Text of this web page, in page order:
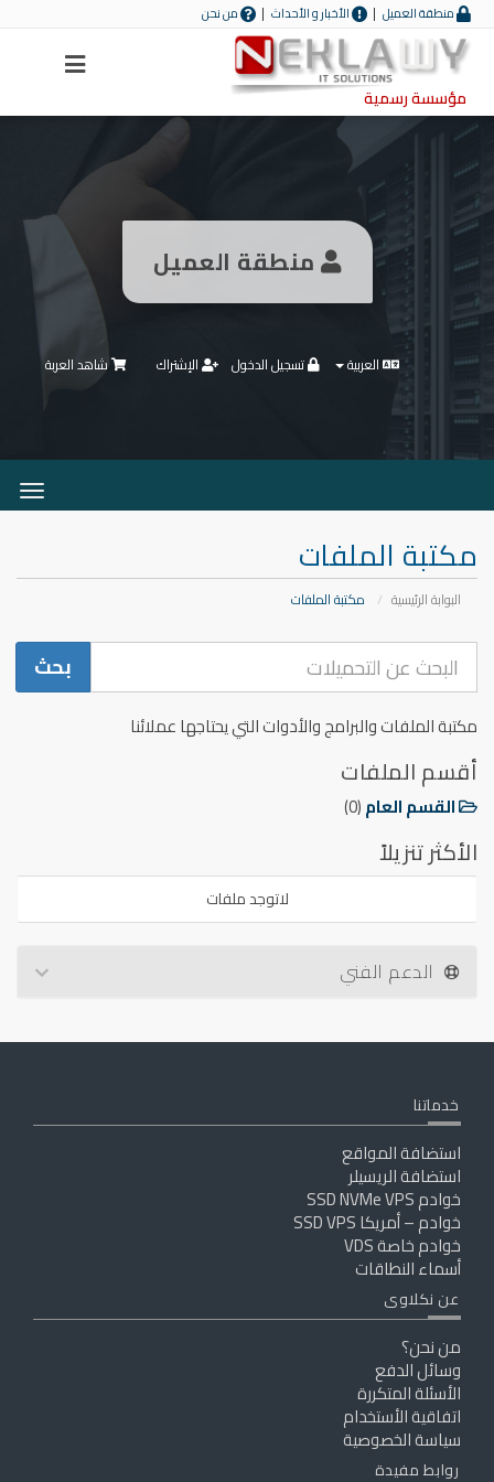
منطقة العميل الأخبار و الأحداث من نحن
مؤسسة رسمية
منطقة العميل
العربية تسجيل الدخول الإشتراك شاهد العربة
تبديل
مكتبة الملفات
البوابة الرئيسية مكتبة الملفات
مكتبة الملفات والبرامج والأدوات التي يحتاجها عملائنا
أقسم الملفات
القسم العام(0)
الأكثر تنزيلاً
لاتوجد ملفات
الدعم الفني
خدماتنا
استضافة المواقع
استضافة الريسيلر
خوادم SSD NVMe VPS
خوادم – أمريكا SSD VPS
خوادم خاصة VDS
أسماء النطاقات
عن نكلاوى
من نحن؟
وسائل الدفع
الأسئلة المتكررة
اتفاقية الأستخدام
سياسة الخصوصية
روابط مفيدة